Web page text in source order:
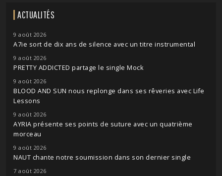
ACTUALITÉS
9 août 2026
A7ie sort de dix ans de silence avec un titre instrumental
9 août 2026
PRETTY ADDICTED partage le single Mock
9 août 2026
BLOOD AND SUN nous replonge dans ses rêveries avec Life
Lessons
9 août 2026
AYRIA présente ses points de suture avec un quatrième
morceau
9 août 2026
NAUT chante notre soumission dans son dernier single
7 août 2026